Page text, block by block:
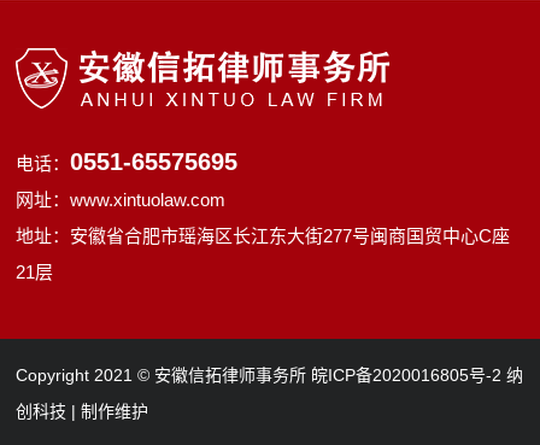
电话：0551-65575695
网址：www.xintuolaw.com
地址：安徽省合肥市瑶海区长江东大街277号闽商国贸中心C座
21层
Copyright 2021 © 安徽信拓律师事务所 皖ICP备2020016805号-2 纳
创科技 | 制作维护